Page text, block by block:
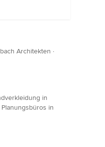
Architekten ·
in
Planungsbüros in